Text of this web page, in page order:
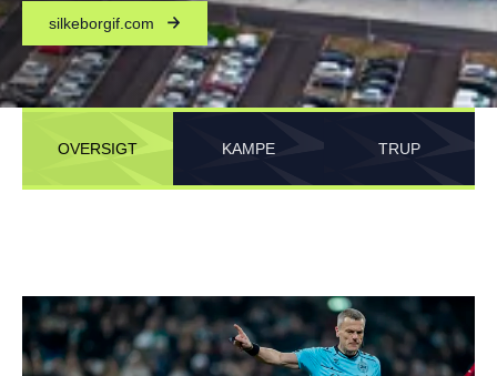
silkeborgif.com
OVERSIGT KAMPE TRUP